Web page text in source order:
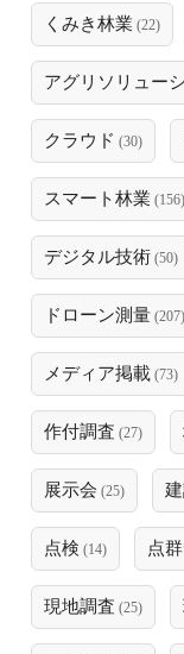
くみき林業 (22)
アグリソリュー
クラウド (30)
スマート林業 (156)
デジタル技術 (50)
ドローン測量 (207)
メディア掲載 (73)
作付調査 (27)
展示会 (25)
点検 (14) 点
現地調査 (25)